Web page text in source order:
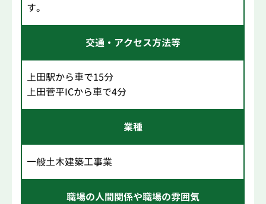
す。
交通・アクセス方法等
上田駅から車で15分
上田菅平ICから車で4分
業種
一般土木建築工事業
職場の人間関係や職場の雰囲気